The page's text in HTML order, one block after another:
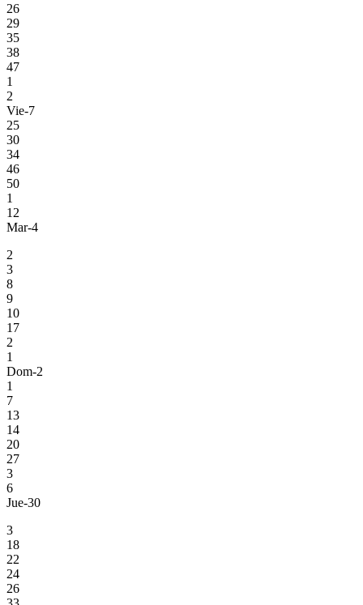
26
29
35
38
47
1
2
Vie-7
25
30
34
46
50
1
12
Mar-4
2
3
8
9
10
17
2
1
Dom-2
1
7
13
14
20
27
3
6
Jue-30
3
18
22
24
26